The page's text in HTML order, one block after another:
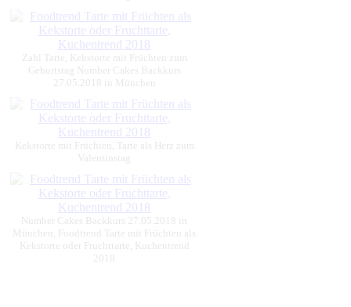
Zahl Tarte, Kekstorte mit Früchten zum
Geburtstag Number Cakes Backkurs
27.05.2018 in München
Kekstorte mit Früchten, Tarte als Herz zum
Valentinstag
Number Cakes Backkurs 27.05.2018 in
München, Foodtrend Tarte mit Früchten als
Kekstorte oder Fruchttarte, Kuchentrend
2018